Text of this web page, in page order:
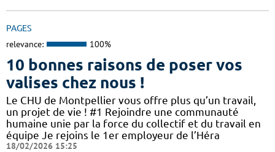
PAGES
relevance: 100%
10 bonnes raisons de poser vos
valises chez nous !
Le CHU de Montpellier vous offre plus qu’un travail,
un projet de vie ! #1 Rejoindre une communauté
humaine unie par la force du collectif et du travail en
équipe Je rejoins le 1er employeur de l’Héra
18/02/2026 15:25